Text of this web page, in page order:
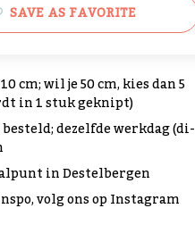
SAVE AS FAVORITE
cm; wil je 50 cm, kies dan 5
in 1 stuk geknipt)
dezelfde werkdag (di-
in Destelbergen
volg ons op Instagram